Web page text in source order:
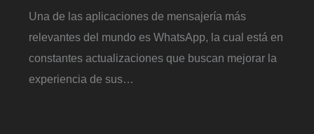
Una de las aplicaciones de mensajería más
relevantes del mundo es WhatsApp, la cual está en
constantes actualizaciones que buscan mejorar la
experiencia de sus…